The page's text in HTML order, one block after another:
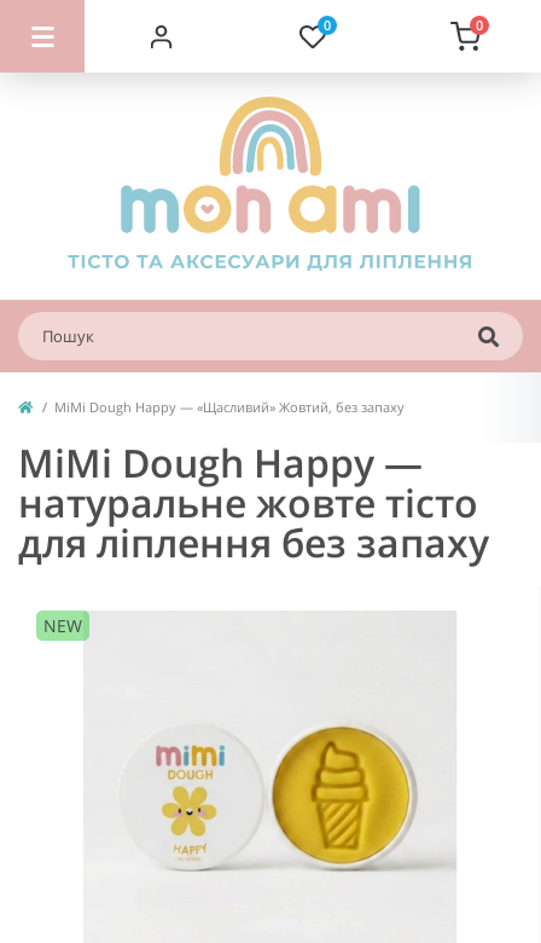
0 0
MiMi Dough Happy — «Щасливий» Жовтий, без запаху
MiMi Dough Happy —
натуральне жовте тісто
для ліплення без запаху
NEW